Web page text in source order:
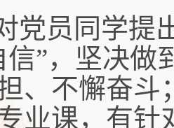
党员同学提
信”，坚决做
、不懈奋斗
业课，有